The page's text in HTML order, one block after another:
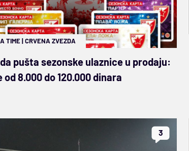
TIME|CRVENA ZVEZDA
pušta sezonske ulaznice u prodaju:
od 8.000 do 120.000 dinara
3